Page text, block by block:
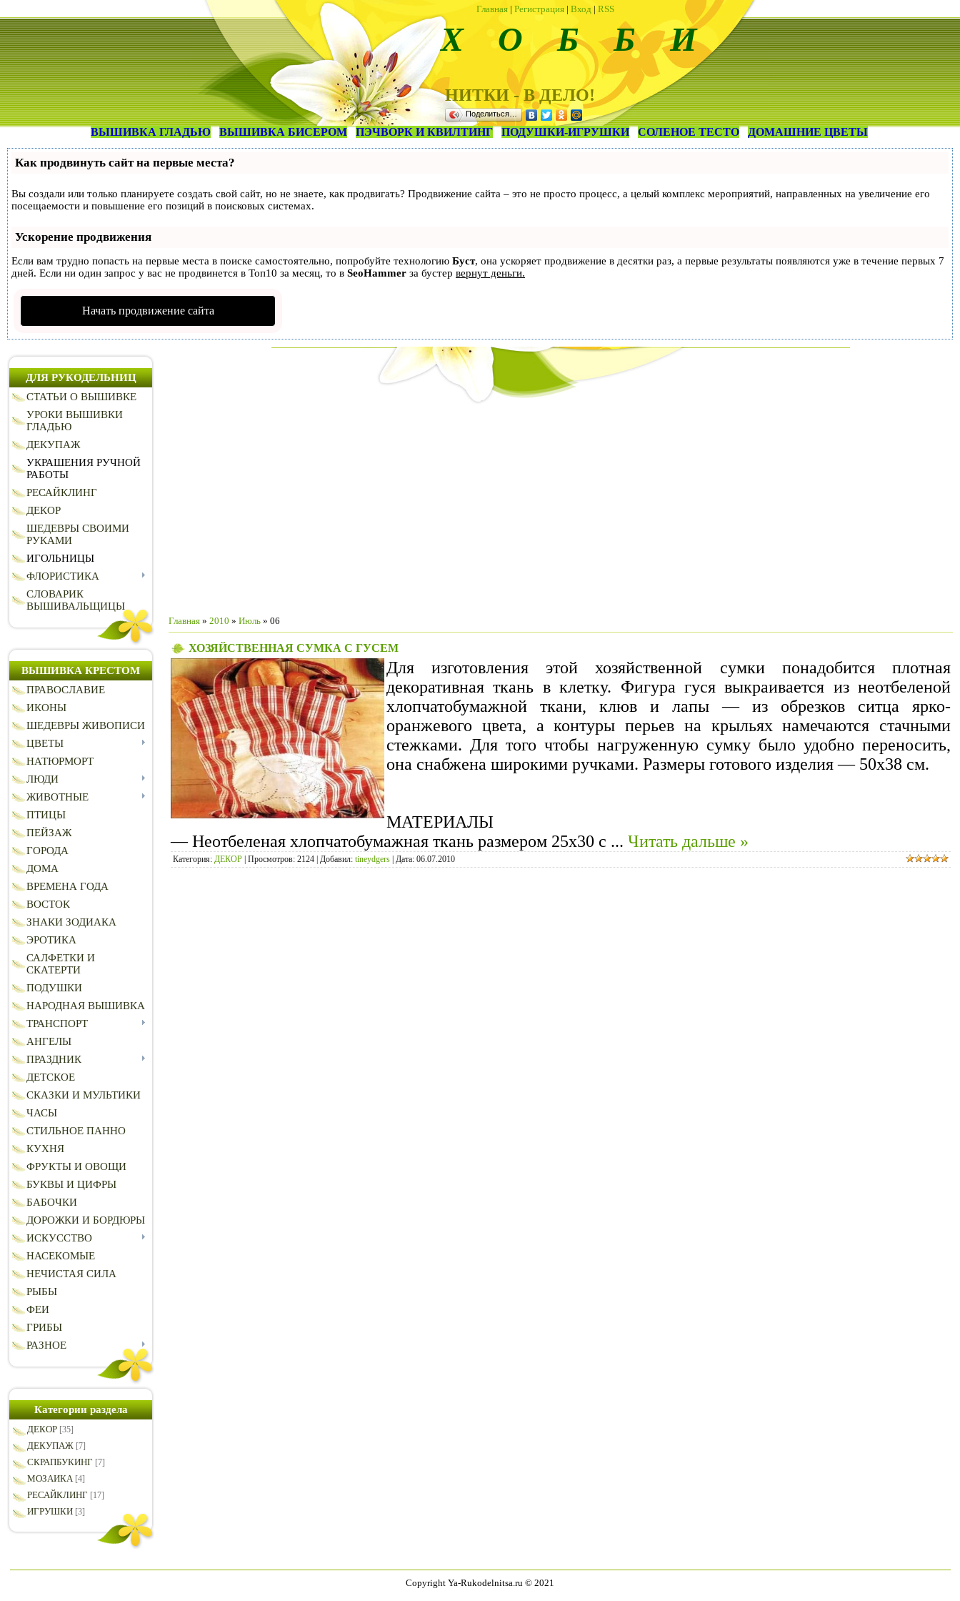
Главная | Регистрация | Вход | RSS
Х О Б Б И
НИТКИ - В ДЕЛО!
Поделиться…
ВЫШИВКА ГЛАДЬЮ ВЫШИВКА БИСЕРОМ ПЭЧВОРК И КВИЛТИНГ ПОДУШКИ-ИГРУШКИ СОЛЕНОЕ ТЕСТО ДОМАШНИЕ ЦВЕТЫ
Как продвинуть сайт на первые места?
Вы создали или только планируете создать свой сайт, но не знаете, как продвигать? Продвижение сайта – это не просто процесс, а целый комплекс мероприятий, направленных на увеличение его
посещаемости и повышение его позиций в поисковых системах.
Ускорение продвижения
Если вам трудно попасть на первые места в поиске самостоятельно, попробуйте технологию Буст, она ускоряет продвижение в десятки раз, а первые результаты появляются уже в течение первых 7
дней. Если ни один запрос у вас не продвинется в Топ10 за месяц, то в SeoHammer за бустер вернут деньги.
Начать продвижение сайта
ДЛЯ РУКОДЕЛЬНИЦ
СТАТЬИ О ВЫШИВКЕ
УРОКИ ВЫШИВКИ
ГЛАДЬЮ
ДЕКУПАЖ
УКРАШЕНИЯ РУЧНОЙ
РАБОТЫ
РЕСАЙКЛИНГ
ДЕКОР
ШЕДЕВРЫ СВОИМИ
РУКАМИ
ИГОЛЬНИЦЫ
ФЛОРИСТИКА
СЛОВАРИК
ВЫШИВАЛЬЩИЦЫ
ВЫШИВКА КРЕСТОМ
ПРАВОСЛАВИЕ
ИКОНЫ
ШЕДЕВРЫ ЖИВОПИСИ
ЦВЕТЫ
НАТЮРМОРТ
ЛЮДИ
ЖИВОТНЫЕ
ПТИЦЫ
ПЕЙЗАЖ
ГОРОДА
ДОМА
ВРЕМЕНА ГОДА
ВОСТОК
ЗНАКИ ЗОДИАКА
ЭРОТИКА
САЛФЕТКИ И
СКАТЕРТИ
ПОДУШКИ
НАРОДНАЯ ВЫШИВКА
ТРАНСПОРТ
АНГЕЛЫ
ПРАЗДНИК
ДЕТСКОЕ
СКАЗКИ И МУЛЬТИКИ
ЧАСЫ
СТИЛЬНОЕ ПАННО
КУХНЯ
ФРУКТЫ И ОВОЩИ
БУКВЫ И ЦИФРЫ
БАБОЧКИ
ДОРОЖКИ И БОРДЮРЫ
ИСКУССТВО
НАСЕКОМЫЕ
НЕЧИСТАЯ СИЛА
РЫБЫ
ФЕИ
ГРИБЫ
РАЗНОЕ
Категории раздела
ДЕКОР [35]
ДЕКУПАЖ [7]
СКРАПБУКИНГ [7]
МОЗАИКА [4]
РЕСАЙКЛИНГ [17]
ИГРУШКИ [3]
Главная » 2010 » Июль » 06
ХОЗЯЙСТВЕННАЯ СУМКА С ГУСЕМ
Для изготовления этой хозяйственной сумки понадобится плотная
декоративная ткань в клетку. Фигура гуся выкраивается из неотбеленой
хлопчатобумажной ткани, клюв и лапы — из обрезков ситца ярко-
оранжевого цвета, а контуры перьев на крыльях намечаются стачными
стежками. Для того чтобы нагруженную сумку было удобно переносить,
она снабжена широкими ручками. Размеры готового изделия — 50x38 см.
МАТЕРИАЛЫ
— Неотбеленая хлопчатобумажная ткань размером 25x30 с ... Читать дальше »
Категория: ДЕКОР | Просмотров: 2124 | Добавил: tineydgers | Дата: 06.07.2010
Copyright Ya-Rukodelnitsa.ru © 2021